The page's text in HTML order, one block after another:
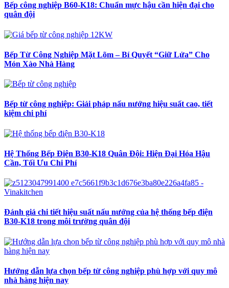
Bếp công nghiệp B60-K18: Chuẩn mực hậu cần hiện đại cho
quân đội
Bếp Từ Công Nghiệp Mặt Lõm – Bí Quyết “Giữ Lửa” Cho
Món Xào Nhà Hàng
Bếp từ công nghiệp: Giải pháp nấu nướng hiệu suất cao, tiết
kiệm chi phí
Hệ Thống Bếp Điện B30-K18 Quân Đội: Hiện Đại Hóa Hậu
Cần, Tối Ưu Chi Phí
Đánh giá chi tiết hiệu suất nấu nướng của hệ thống bếp điện
B30-K18 trong môi trường quân đội
Hướng dẫn lựa chọn bếp từ công nghiệp phù hợp với quy mô
nhà hàng hiện nay